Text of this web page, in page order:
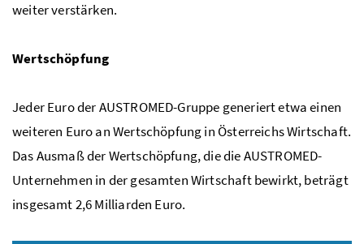
weiter verstärken.
Wertschöpfung
Jeder Euro der AUSTROMED-Gruppe generiert etwa einen
weiteren Euro an Wertschöpfung in Österreichs Wirtschaft.
Das Ausmaß der Wertschöpfung, die die AUSTROMED-
Unternehmen in der gesamten Wirtschaft bewirkt, beträgt
insgesamt 2,6 Milliarden Euro.